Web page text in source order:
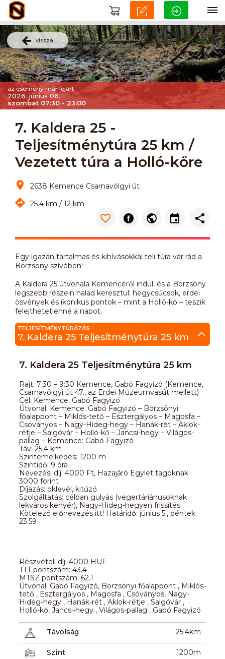
vissza
az esemény már lejárt
2026. június 06.
szombat 07:30 - 23:00
7. Kaldera 25 -
Teljesítménytúra 25 km /
Vezetett túra a Holló-kőre
2638 Kemence Csarnavölgyi út
25.4 km / 12 km
Egy igazán tartalmas és kihívásokkal teli túra vár rád a
Börzsöny szívében!
A Kaldera 25 útvonala Kemencéről indul, és a Börzsöny
legszebb részein halad keresztül: hegycsúcsok, erdei
ösvények és ikonikus pontok – mint a Holló-kő – teszik
felejthetetlenné a napot.
TELJESÍTMÉNYTÚRÁZÁS
7. Kaldera 25 Teljesítménytúra 25 km
7. Kaldera 25 Teljesítménytúra 25 km
Rajt: 7:30 – 9:30 Kemence, Gabó Fagyizó (Kemence,
Csarnavölgyi út 47., az Erdei Múzeumvasút mellett)
Cél: Kemence, Gabó Fagyizó
Útvonal: Kemence: Gabó Fagyizó – Börzsönyi
főalappont – Miklós-tető – Esztergályos – Magosfa –
Csóványos – Nagy-Hideg-hegy – Hanák-rét – Aklok-
rétje – Salgóvár – Holló-kő – Jancsi-hegy – Világos-
pallag – Kemence: Gabó Fagyizó
Táv: 25,4 km
Szintemelkedés: 1200 m
Szintidő: 9 óra
Nevezési díj: 4000 Ft, Hazajáró Egylet tagoknak
3000 forint
Díjazás: oklevél, kitűző
Szolgáltatás: célban gulyás (vegertáriánusoknak
lekváros kenyér), Nagy-Hideg-hegyen frissítés
Kötelező előnevezés itt! Határidő: június 5., péntek
23:59
Részvételi díj: 4000 HUF
TTT pontszám: 43.4
MTSZ pontszám: 62.1
Útvonal: Gabó Fagyizó, Börzsönyi főalappont , Miklós-
tető , Esztergályos , Magosfa , Csóványos, Nagy-
Hideg-hegy , Hanák-rét , Aklok-rétje , Salgóvár ,
Holló-kő, Jancsi-hegy , Világos-pallag , Gabó Fagyizó
Távolság 25.4km
Szint 1200m